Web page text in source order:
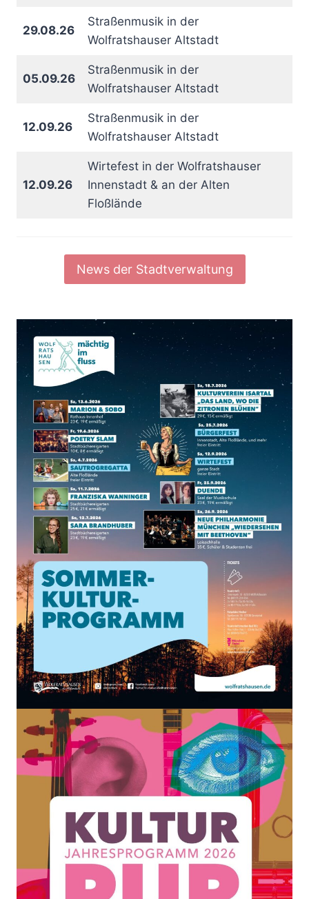
29.08.26
Straßenmusik in der
Wolfratshauser Altstadt
05.09.26
Straßenmusik in der
Wolfratshauser Altstadt
12.09.26
Straßenmusik in der
Wolfratshauser Altstadt
12.09.26
Wirtefest in der Wolfratshauser
Innenstadt & an der Alten
Floßlände
News der Stadtverwaltung